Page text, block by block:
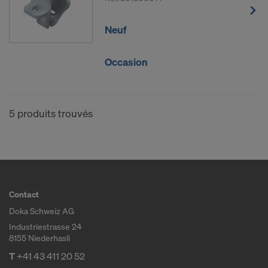
Neuf
Occasion
5 produits trouvés
Contact
Doka Schweiz AG
Industriestrasse 24
8155 Niederhasli
T+41 43 411 20 52
vous êtes largement dépourvu de droits effectifs et
exécutoires contre cette procédure des autorités
Les données à caractère personnel que nous
Nous coopérons avec les destinataires suivants par
Google LLC
Microsoft Corporation
Monotype Imaging Holdings Inc.
Rocket Science Group LLC
Sketchfab Inc.
The Trade Desk, Inc.
Vimeo LLC